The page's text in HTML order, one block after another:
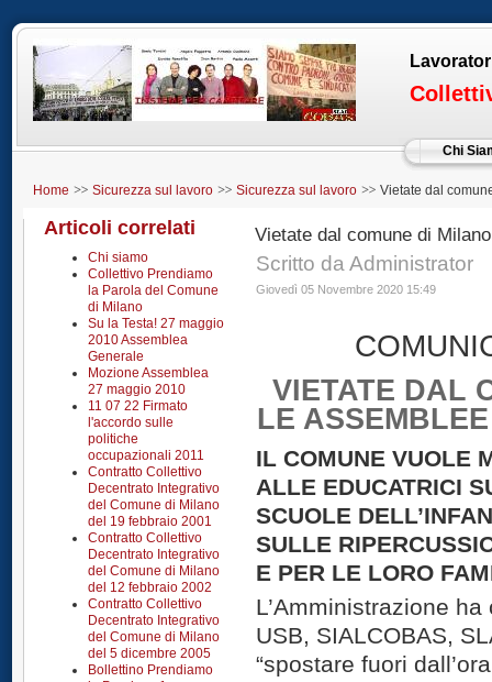
Chi
Home Sicurezza sul lavoro Sicurezza sul lavoro
Vietate dal
Articoli correlati
Chi siamo
Collettivo Prendiamo
la Parola del Comune
di Milano
Su la Testa! 27 maggio
2010 Assemblea
Generale
Mozione Assemblea
27 maggio 2010
11 07 22 Firmato
l'accordo sulle
politiche
occupazionali 2011
Contratto Collettivo
Decentrato Integrativo
del Comune di Milano
del 19 febbraio 2001
Contratto Collettivo
Decentrato Integrativo
del Comune di Milano
del 12 febbraio 2002
Contratto Collettivo
Decentrato Integrativo
del Comune di Milano
del 5 dicembre 2005
Bollettino Prendiamo
Vietate dal comune di
Scritto da Administrator
Giovedì 05 Novembre 2020 15:49
VIETATE DAL
LE
IL COMUNE VUOLE
ALLE EDUCATRICI
SCUOLE
SULLE
E PER LE LORO
L’Amministrazione
USB, SIALCOBAS,
“spostare fuori